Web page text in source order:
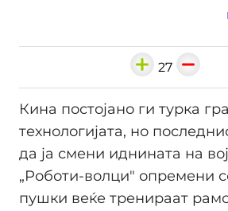
27
Кина постојано ги турка
технологијата, но
да ја смени иднината на
„Роботи-волци" опремени
пушки веќе тренираат